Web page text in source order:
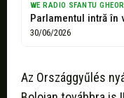
WE RADIO SFANTU
30/06/2026
Az Országgyűlés